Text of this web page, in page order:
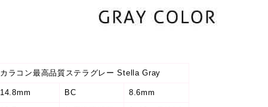
カラコン最高品質ステラグレー Stella Gray
14.8mm BC 8.6mm